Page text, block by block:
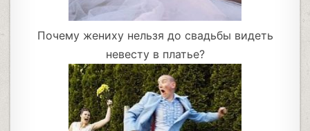
Почему жениху нельзя до свадьбы видеть
невесту в платье?